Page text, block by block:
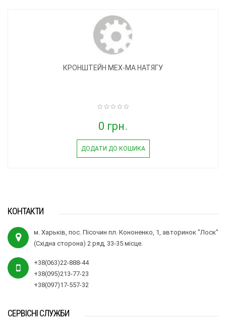
КРОНШТЕЙН МЕХ-МА НАТЯГУ
0 грн.
ДОДАТИ ДО КОШИКА
КОНТАКТИ
м. Харьків, пос. Пісочин пл. Кононенко, 1, авторинок "Лоск"
(Східна сторона) 2 ряд, 33-35 місце.
+38(063)22-888-44
+38(095)213-77-23
+38(097)17-557-32
СЕРВІСНІ СЛУЖБИ